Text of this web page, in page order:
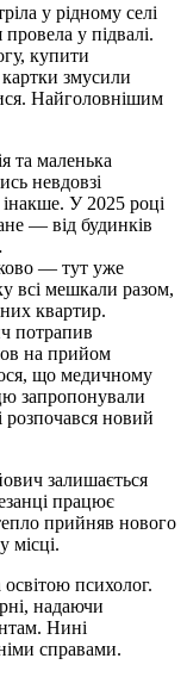
у рідному селі
у підвалі.
купити
картки змусили
Найголовнішим
та маленька
невдовзі
У 2025 році
— від будинків
— тут уже
всі мешкали разом,
квартир.
потрапив
на прийом
що медичному
запропонували
розпочався новий
залишається
працює
прийняв нового
місці.
психолог.
надаючи
Нині
справами.